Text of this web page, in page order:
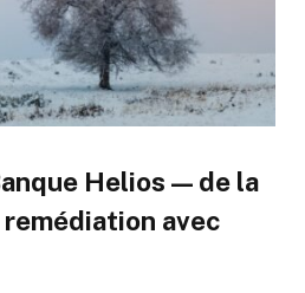
Helios — de la
avec